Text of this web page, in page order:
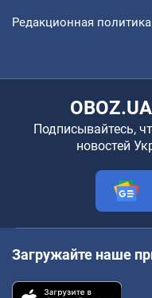
Редакционная политика
Подписывайтесь,
новостей
Загружайте наше